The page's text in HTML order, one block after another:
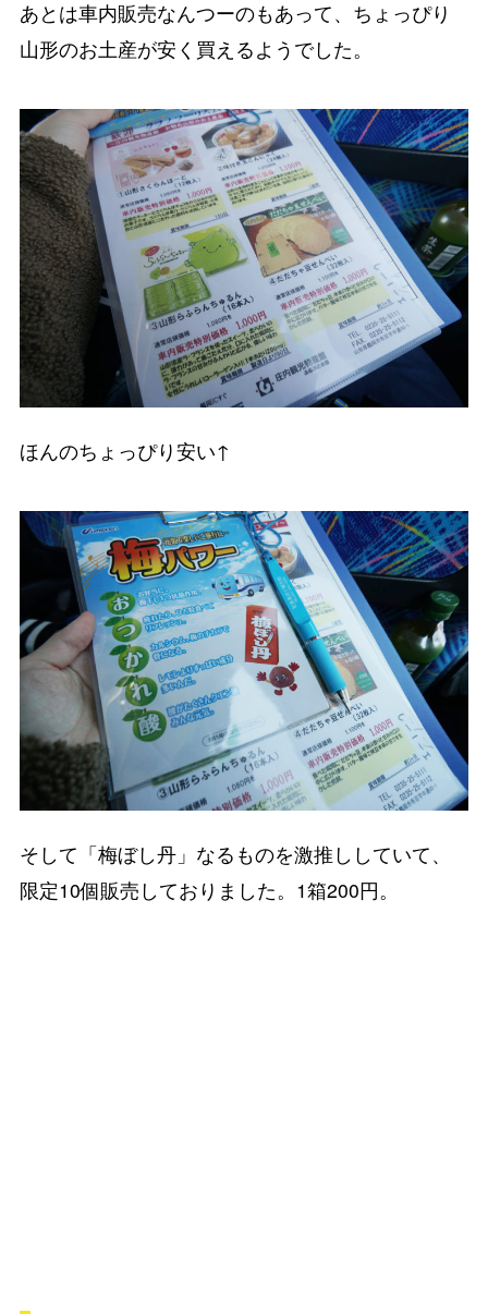
あとは車内販売なんつーのもあって、ちょっぴり
山形のお土産が安く買えるようでした。
ほんのちょっぴり安い↑
そして「梅ぼし丹」なるものを激推ししていて、
限定10個販売しておりました。1箱200円。